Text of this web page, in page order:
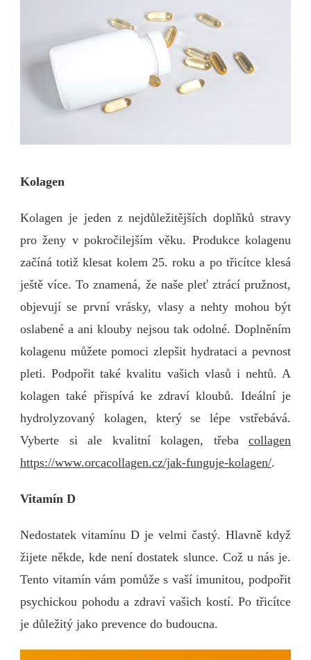
Kolagen
Kolagen je jeden z nejdůležitějších doplňků stravy
pro ženy v pokročilejším věku. Produkce kolagenu
začíná totiž klesat kolem 25. roku a po třicítce klesá
ještě více. To znamená, že naše pleť ztrácí pružnost,
objevují se první vrásky, vlasy a nehty mohou být
oslabené a ani klouby nejsou tak odolné. Doplněním
kolagenu můžete pomoci zlepšit hydrataci a pevnost
pleti. Podpořit také kvalitu vašich vlasů i nehtů. A
kolagen také přispívá ke zdraví kloubů. Ideální je
hydrolyzovaný kolagen, který se lépe vstřebává.
Vyberte si ale kvalitní kolagen, třeba collagen
https://www.orcacollagen.cz/jak-funguje-kolagen/.
Vitamín D
Nedostatek vitamínu D je velmi častý. Hlavně když
žijete někde, kde není dostatek slunce. Což u nás je.
Tento vitamín vám pomůže s vaší imunitou, podpořit
psychickou pohodu a zdraví vašich kostí. Po třicítce
je důležitý jako prevence do budoucna.